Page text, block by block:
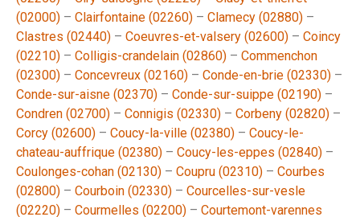
(02000) – Clairfontaine (02260) – Clamecy (02880) –
Clastres (02440) – Coeuvres-et-valsery (02600) – Coincy
(02210) – Colligis-crandelain (02860) – Commenchon
(02300) – Concevreux (02160) – Conde-en-brie (02330) –
Conde-sur-aisne (02370) – Conde-sur-suippe (02190) –
Condren (02700) – Connigis (02330) – Corbeny (02820) –
Corcy (02600) – Coucy-la-ville (02380) – Coucy-le-
chateau-auffrique (02380) – Coucy-les-eppes (02840) –
Coulonges-cohan (02130) – Coupru (02310) – Courbes
(02800) – Courboin (02330) – Courcelles-sur-vesle
(02220) – Courmelles (02200) – Courtemont-varennes